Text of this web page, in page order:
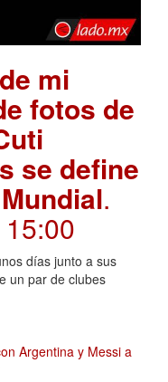
mi
fotos de
se define
.
días junto a sus
un par de clubes